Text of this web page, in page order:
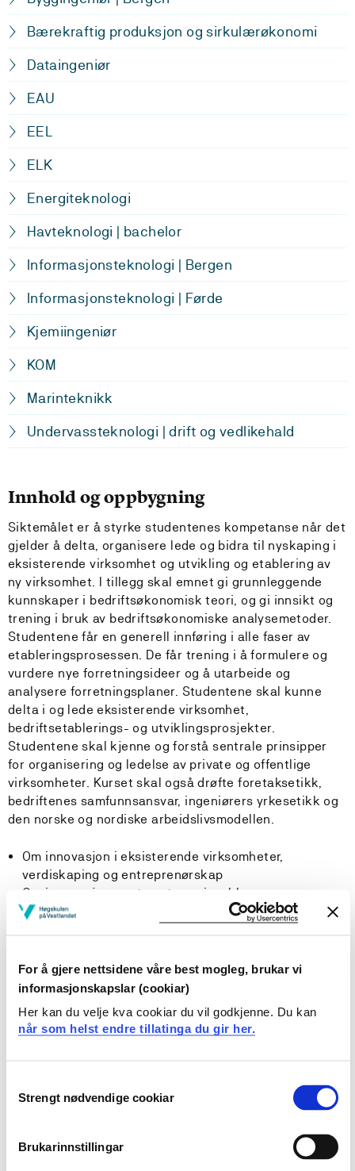
For å gjere nettsidene våre best mogleg, brukar vi
informasjonskapslar (cookiar)
Her kan du velje kva cookiar du vil godkjenne. Du kan
når som helst endre tillatinga du gir her.
Selection
Strengt nødvendige cookiar
Brukarinnstillingar
Bærekraftig produksjon og sirkulærøkonomi
Dataingeniør
EAU
EEL
ELK
Energiteknologi
Havteknologi | bachelor
Informasjonsteknologi | Bergen
Informasjonsteknologi | Førde
Kjemiingeniør
KOM
Marinteknikk
Undervassteknologi | drift og vedlikehald
Innhold og oppbygning
Siktemålet er å styrke studentenes kompetanse når det
gjelder å delta, organisere lede og bidra til nyskaping i
eksisterende virksomhet og utvikling og etablering av
ny virksomhet. I tillegg skal emnet gi grunnleggende
kunnskaper i bedriftsøkonomisk teori, og gi innsikt og
trening i bruk av bedriftsøkonomiske analysemetoder.
Studentene får en generell innføring i alle faser av
etableringsprosessen. De får trening i å formulere og
vurdere nye forretningsideer og å utarbeide og
analysere forretningsplaner. Studentene skal kunne
delta i og lede eksisterende virksomhet,
bedriftsetablerings- og utviklingsprosjekter.
Studentene skal kjenne og forstå sentrale prinsipper
for organisering og ledelse av private og offentlige
virksomheter. Kurset skal også drøfte foretaksetikk,
bedriftenes samfunnsansvar, ingeniørers yrkesetikk og
den norske og nordiske arbeidslivsmodellen.
Om innovasjon i eksisterende virksomheter,
verdiskaping og entreprenørskap
Om innovasjonssystemet, næringsklynger og
verdikjeder
strategisk planlegging,
Utarbeiding og vurdering av forretningsplaner,
Innføring i finansregnskap & regnskapsanalyse
Innføring i driftsregnskap & kalkulasjon
organisasjonsteorier
Om bedriftens samfunnsansvar, utfordringer knyttet
ingeniører og foretak.